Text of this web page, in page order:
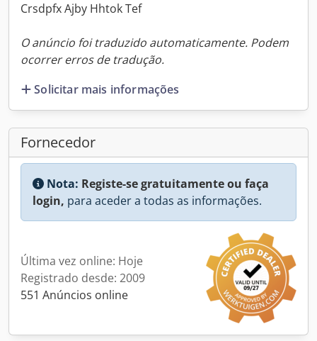
Crsdpfx Ajby Hhtok Tef
O anúncio foi traduzido automaticamente. Podem
ocorrer erros de tradução.
Solicitar mais informações
Fornecedor
Nota: Registe-se gratuitamente ou faça
login, para aceder a todas as informações.
Última vez online: Hoje
Registrado desde: 2009
551 Anúncios online